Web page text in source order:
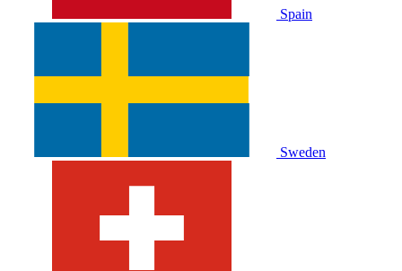
Spain
Sweden